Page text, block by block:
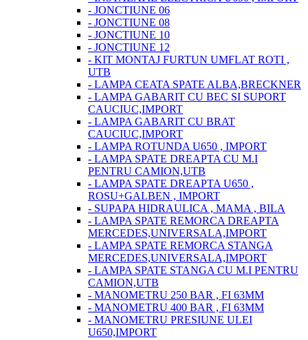
- JONCTIUNE 06
- JONCTIUNE 08
- JONCTIUNE 10
- JONCTIUNE 12
- KIT MONTAJ FURTUN UMFLAT ROTI ,
UTB
- LAMPA CEATA SPATE ALBA,BRECKNER
- LAMPA GABARIT CU BEC SI SUPORT
CAUCIUC,IMPORT
- LAMPA GABARIT CU BRAT
CAUCIUC,IMPORT
- LAMPA ROTUNDA U650 , IMPORT
- LAMPA SPATE DREAPTA CU M.I
PENTRU CAMION,UTB
- LAMPA SPATE DREAPTA U650 ,
ROSU+GALBEN , IMPORT
- SUPAPA HIDRAULICA , MAMA , BILA
- LAMPA SPATE REMORCA DREAPTA
MERCEDES,UNIVERSALA,IMPORT
- LAMPA SPATE REMORCA STANGA
MERCEDES,UNIVERSALA,IMPORT
- LAMPA SPATE STANGA CU M.I PENTRU
CAMION,UTB
- MANOMETRU 250 BAR , FI 63MM
- MANOMETRU 400 BAR , FI 63MM
- MANOMETRU PRESIUNE ULEI
U650,IMPORT